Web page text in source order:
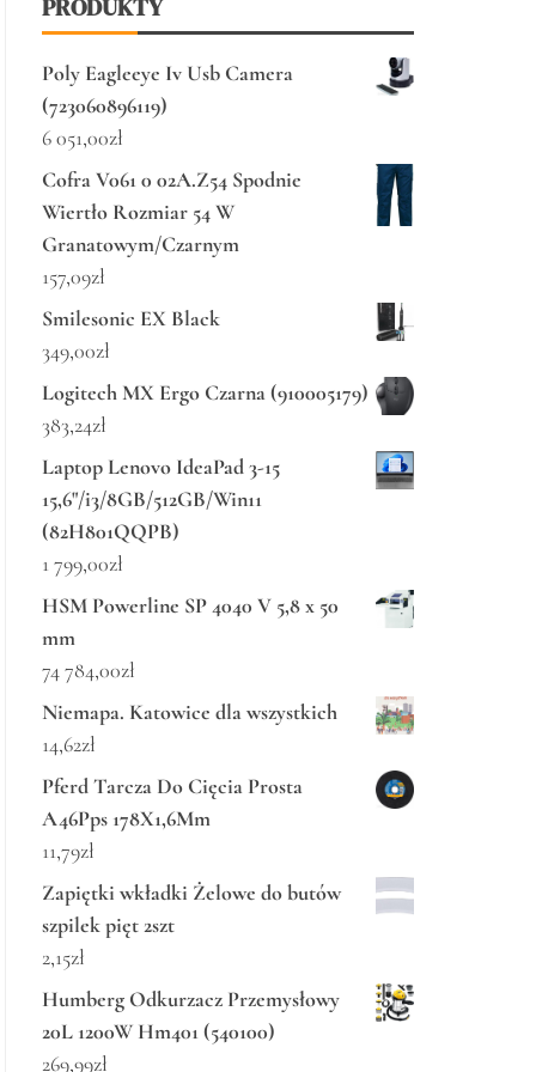
PRODUKTY
Poly Eagleeye Iv Usb Camera
(723060896119)
6 051,00zł
Cofra V061 0 02A.Z54 Spodnie
Wiertło Rozmiar 54 W
Granatowym/Czarnym
157,09zł
Smilesonic EX Black
349,00zł
Logitech MX Ergo Czarna (910005179)
383,24zł
Laptop Lenovo IdeaPad 3-15
15,6"/i3/8GB/512GB/Win11
(82H801QQPB)
1 799,00zł
HSM Powerline SP 4040 V 5,8 x 50
mm
74 784,00zł
Niemapa. Katowice dla wszystkich
14,62zł
Pferd Tarcza Do Cięcia Prosta
A46Pps 178X1,6Mm
11,79zł
Zapiętki wkładki Żelowe do butów
szpilek pięt 2szt
2,15zł
Humberg Odkurzacz Przemysłowy
20L 1200W Hm401 (540100)
269,99zł